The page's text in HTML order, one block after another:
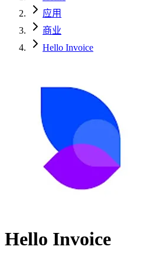
应用
商业
Hello Invoice
Hello Invoice